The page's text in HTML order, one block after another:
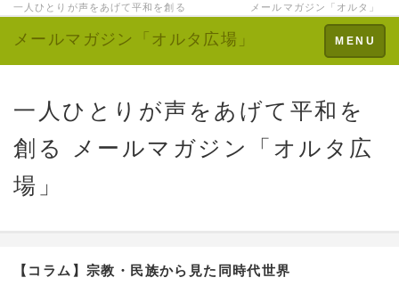
一人ひとりが声をあげて平和を創る メールマガジン「オルタ」
Toggle
navigation
MENU
メールマガジン「オルタ広場」
一人ひとりが声をあげて平和を
創る メールマガジン「オルタ広
場」
【コラム】宗教・民族から見た同時代世界